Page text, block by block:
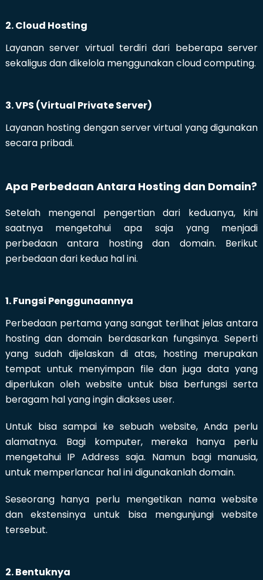
2. Cloud Hosting
Layanan server virtual terdiri dari beberapa server
sekaligus dan dikelola menggunakan cloud computing.
3. VPS (Virtual Private Server)
Layanan hosting dengan server virtual yang digunakan
secara pribadi.
Apa Perbedaan Antara Hosting dan Domain?
Setelah mengenal pengertian dari keduanya, kini
saatnya mengetahui apa saja yang menjadi
perbedaan antara hosting dan domain. Berikut
perbedaan dari kedua hal ini.
1. Fungsi Penggunaannya
Perbedaan pertama yang sangat terlihat jelas antara
hosting dan domain berdasarkan fungsinya. Seperti
yang sudah dijelaskan di atas, hosting merupakan
tempat untuk menyimpan file dan juga data yang
diperlukan oleh website untuk bisa berfungsi serta
beragam hal yang ingin diakses user.
Untuk bisa sampai ke sebuah website, Anda perlu
alamatnya. Bagi komputer, mereka hanya perlu
mengetahui IP Address saja. Namun bagi manusia,
untuk memperlancar hal ini digunakanlah domain.
Seseorang hanya perlu mengetikan nama website
dan ekstensinya untuk bisa mengunjungi website
tersebut.
2. Bentuknya